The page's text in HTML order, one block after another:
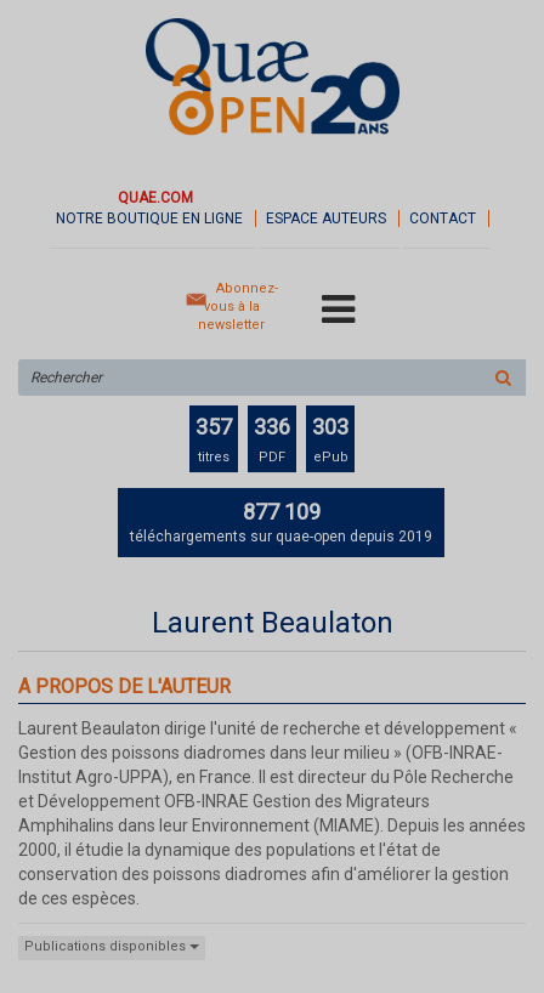
QUAE.COM
NOTRE BOUTIQUE EN LIGNE
ESPACE AUTEURS CONTACT
Abonnez-
vous à la
newsletter
sur
le
357
titres
336
PDF
303
ePub
877 109
téléchargements sur quae-open depuis 2019
Laurent Beaulaton
A PROPOS DE L'AUTEUR
Laurent Beaulaton dirige l'unité de recherche et développement «
Gestion des poissons diadromes dans leur milieu » (OFB-INRAE-
Institut Agro-UPPA), en France. Il est directeur du Pôle Recherche
et Développement OFB-INRAE Gestion des Migrateurs
Amphihalins dans leur Environnement (MIAME). Depuis les années
2000, il étudie la dynamique des populations et l'état de
conservation des poissons diadromes afin d'améliorer la gestion
de ces espèces.
Publications disponibles